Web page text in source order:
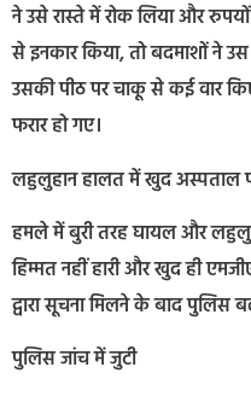
ने उसे रास्ते में रोक लिया और
से इनकार किया, तो बदमाशों ने
उसकी पीठ पर चाकू से कई वार
फरार हो गए।
लहुलुहान हालत में खुद अस्पताल
हमले में बुरी तरह घायल और
हिम्मत नहीं हारी और खुद ही
द्वारा सूचना मिलने के बाद पुलिस
पुलिस जांच में जुटी